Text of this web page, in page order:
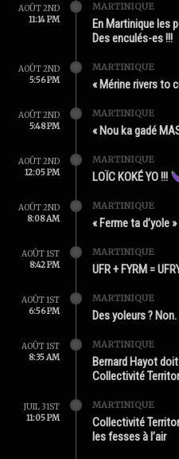
AOÛT 2ND
11:14 PM
MARTINIQUE
En Martinique les
Des enculés-es !!!
AOÛT 2ND
5:56 PM
MARTINIQUE
« Mérine rivers to
AOÛT 2ND
5:48 PM
MARTINIQUE
« Nou ka gadé
AOÛT 2ND
12:05 PM
MARTINIQUE
LOÏC KOKÉ YO !!!
AOÛT 2ND
8:08 AM
MARTINIQUE
« Ferme ta d’yole »
AOÛT 1ST
8:42 PM
MARTINIQUE
UFR + FYRM =
AOÛT 1ST
6:56 PM
MARTINIQUE
Des yoleurs ?
AOÛT 1ST
8:35 AM
MARTINIQUE
Bernard Hayot
Collectivité
JUIL 31ST
11:05 PM
MARTINIQUE
Collectivité
les fesses à l’air